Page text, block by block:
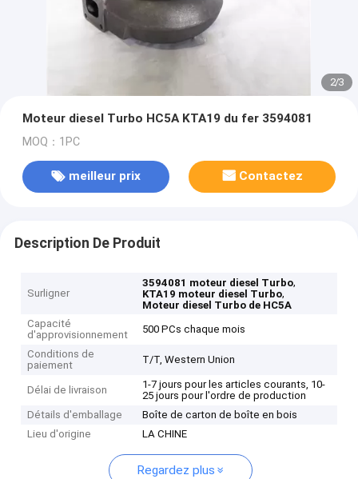
2/3
Moteur diesel Turbo HC5A KTA19 du fer 3594081
MOQ：1PC
meilleur prix Contactez
Description De Produit
Surligner
3594081 moteur diesel Turbo,
KTA19 moteur diesel Turbo,
Moteur diesel Turbo de HC5A
Capacité
d'approvisionnement
500 PCs chaque mois
Conditions de
paiement
T/T, Western Union
Délai de livraison
1-7 jours pour les articles courants, 10-
25 jours pour l'ordre de production
Détails d'emballage
Boîte de carton de boîte en bois
Lieu d'origine
LA CHINE
Regardez plus